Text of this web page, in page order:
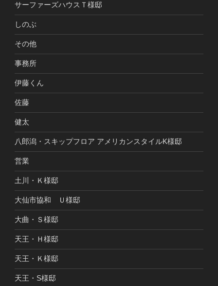
サーファーズハウスＴ様邸
しのぶ
その他
事務所
伊藤くん
佐藤
健太
八郎潟・スキップフロア アメリカンスタイルK様邸
営業
土川・Ｋ様邸
大仙市協和 Ｕ様邸
大曲・Ｓ様邸
天王・Ｈ様邸
天王・Ｋ様邸
天王・S様邸